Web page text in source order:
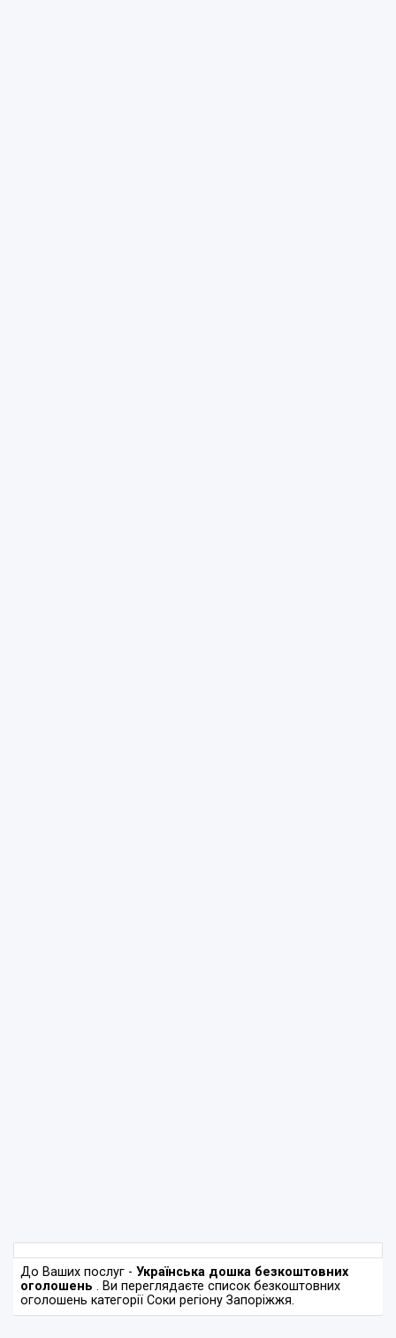
До Ваших послуг - Українська дошка безкоштовних
оголошень . Ви переглядаєте список безкоштовних
оголошень категорії Соки регіону Запоріжжя.